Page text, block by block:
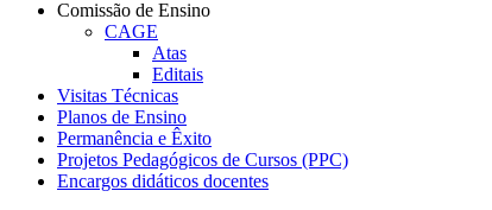
Comissão de Ensino
CAGE
Atas
Editais
Visitas Técnicas
Planos de Ensino
Permanência e Êxito
Projetos Pedagógicos de Cursos (PPC)
Encargos didáticos docentes